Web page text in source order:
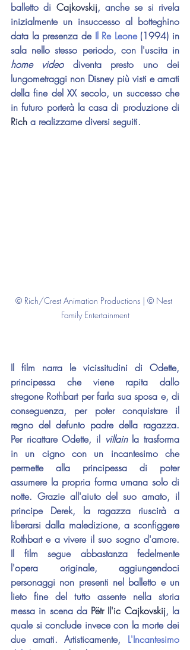
balletto di Cajkovskij, anche se si rivela
inizialmente un insuccesso al botteghino
data la presenza de Il Re Leone (1994) in
home video diventa presto uno dei
lungometraggi non Disney più visti e amati
della fine del XX secolo, un successo che
Rich a realizzarne diversi seguiti.
© Rich/Crest Animation Productions | © Nest
Family Entertainment
Il film narra le vicissitudini di Odette,
principessa che viene rapita dallo
stregone Rothbart per farla sua sposa e, di
conseguenza, per poter conquistare il
regno del defunto padre della ragazza.
Per ricattare Odette, il villain la trasforma
in un cigno con un incantesimo che
permette alla principessa di poter
assumere la propria forma umana solo di
notte. Grazie all'aiuto del suo amato, il
principe Derek, la ragazza riuscirà a
liberarsi dalla maledizione, a sconfiggere
Rothbart e a vivere il suo sogno d'amore.
Il film segue abbastanza fedelmente
l'opera originale, aggiungendoci
personaggi non presenti nel balletto e un
lieto fine del tutto assente nella storia
messa in scena da Pëtr Il'ic Cajkovskij, la
quale si conclude invece con la morte dei
due amati. Artisticamente, L'Incantesimo